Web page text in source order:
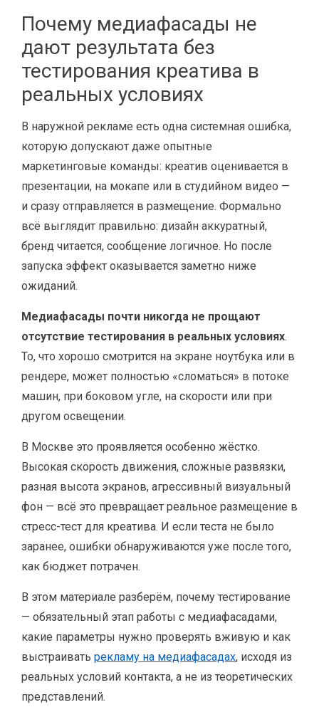
Почему медиафасады не
дают результата без
тестирования креатива в
реальных условиях
В наружной рекламе есть одна системная ошибка,
которую допускают даже опытные
маркетинговые команды: креатив оценивается в
презентации, на мокапе или в студийном видео —
и сразу отправляется в размещение. Формально
всё выглядит правильно: дизайн аккуратный,
бренд читается, сообщение логичное. Но после
запуска эффект оказывается заметно ниже
ожиданий.
Медиафасады почти никогда не прощают
отсутствие тестирования в реальных условиях.
То, что хорошо смотрится на экране ноутбука или в
рендере, может полностью «сломаться» в потоке
машин, при боковом угле, на скорости или при
другом освещении.
В Москве это проявляется особенно жёстко.
Высокая скорость движения, сложные развязки,
разная высота экранов, агрессивный визуальный
фон — всё это превращает реальное размещение в
стресс-тест для креатива. И если теста не было
заранее, ошибки обнаруживаются уже после того,
как бюджет потрачен.
В этом материале разберём, почему тестирование
— обязательный этап работы с медиафасадами,
какие параметры нужно проверять вживую и как
выстраивать рекламу на медиафасадах, исходя из
реальных условий контакта, а не из теоретических
представлений.